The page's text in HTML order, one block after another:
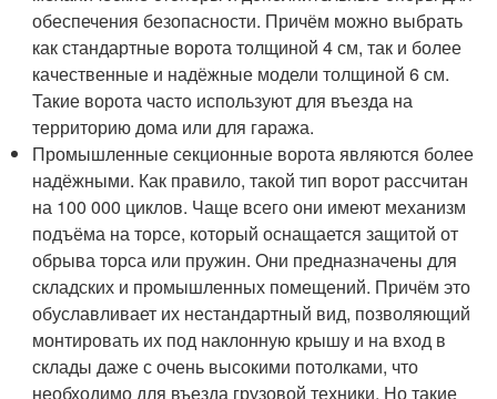
обеспечения безопасности. Причём можно выбрать
как стандартные ворота толщиной 4 см, так и более
качественные и надёжные модели толщиной 6 см.
Такие ворота часто используют для въезда на
территорию дома или для гаража.
Промышленные секционные ворота являются более
надёжными. Как правило, такой тип ворот рассчитан
на 100 000 циклов. Чаще всего они имеют механизм
подъёма на торсе, который оснащается защитой от
обрыва торса или пружин. Они предназначены для
складских и промышленных помещений. Причём это
обуславливает их нестандартный вид, позволяющий
монтировать их под наклонную крышу и на вход в
склады даже с очень высокими потолками, что
необходимо для въезда грузовой техники. Но такие